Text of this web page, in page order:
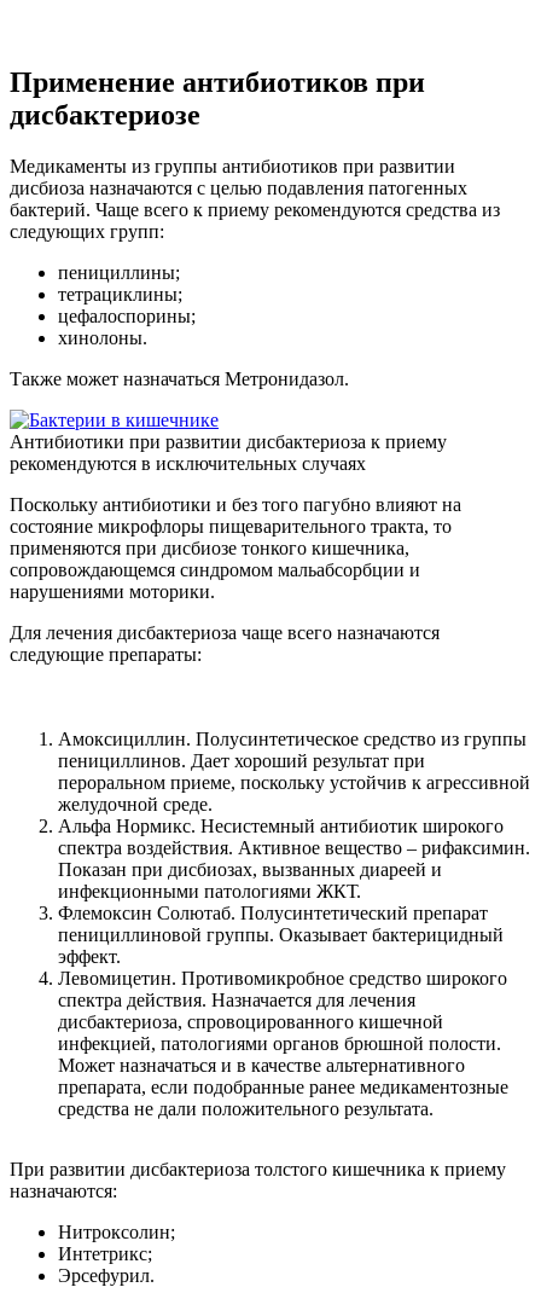
Применение антибиотиков при
дисбактериозе
Медикаменты из группы антибиотиков при развитии
дисбиоза назначаются с целью подавления патогенных
бактерий. Чаще всего к приему рекомендуются средства из
следующих групп:
пенициллины;
тетрациклины;
цефалоспорины;
хинолоны.
Также может назначаться Метронидазол.
Антибиотики при развитии дисбактериоза к приему
рекомендуются в исключительных случаях
Поскольку антибиотики и без того пагубно влияют на
состояние микрофлоры пищеварительного тракта, то
применяются при дисбиозе тонкого кишечника,
сопровождающемся синдромом мальабсорбции и
нарушениями моторики.
Для лечения дисбактериоза чаще всего назначаются
следующие препараты:
Амоксициллин. Полусинтетическое средство из группы
пенициллинов. Дает хороший результат при
пероральном приеме, поскольку устойчив к агрессивной
желудочной среде.
Альфа Нормикс. Несистемный антибиотик широкого
спектра воздействия. Активное вещество – рифаксимин.
Показан при дисбиозах, вызванных диареей и
инфекционными патологиями ЖКТ.
Флемоксин Солютаб. Полусинтетический препарат
пенициллиновой группы. Оказывает бактерицидный
эффект.
Левомицетин. Противомикробное средство широкого
спектра действия. Назначается для лечения
дисбактериоза, спровоцированного кишечной
инфекцией, патологиями органов брюшной полости.
Может назначаться и в качестве альтернативного
препарата, если подобранные ранее медикаментозные
средства не дали положительного результата.
При развитии дисбактериоза толстого кишечника к приему
назначаются:
Нитроксолин;
Интетрикс;
Эрсефурил.